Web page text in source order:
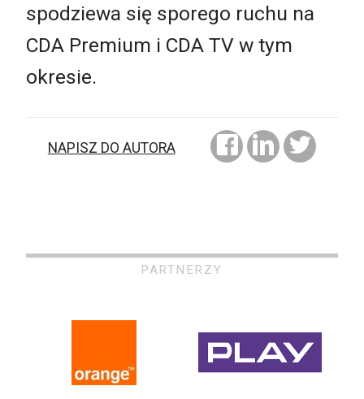
spodziewa się sporego ruchu na
CDA Premium i CDA TV w tym
okresie.
NAPISZ DO AUTORA
PARTNERZY